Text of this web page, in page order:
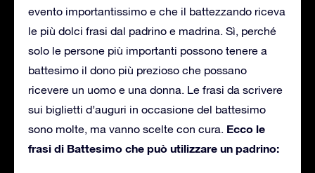
evento importantissimo e che il battezzando riceva
le più dolci frasi dal padrino e madrina. Sì, perché
solo le persone più importanti possono tenere a
battesimo il dono più prezioso che possano
ricevere un uomo e una donna. Le frasi da scrivere
sui biglietti d’auguri in occasione del battesimo
sono molte, ma vanno scelte con cura. Ecco le
frasi di Battesimo che può utilizzare un padrino: